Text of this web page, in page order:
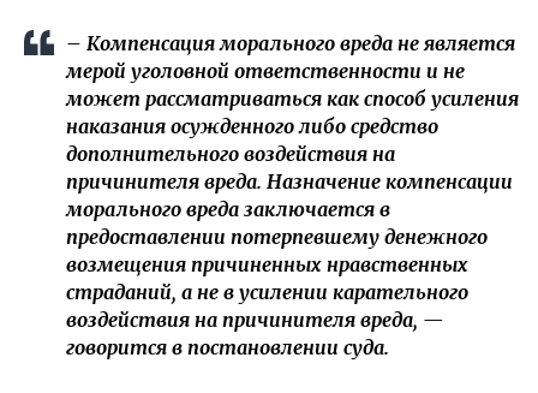
– Компенсация морального вреда не является
мерой уголовной ответственности и не
может рассматриваться как способ усиления
наказания осужденного либо средство
дополнительного воздействия на
причинителя вреда. Назначение компенсации
морального вреда заключается в
предоставлении потерпевшему денежного
возмещения причиненных нравственных
страданий, а не в усилении карательного
воздействия на причинителя вреда, —
говорится в постановлении суда.